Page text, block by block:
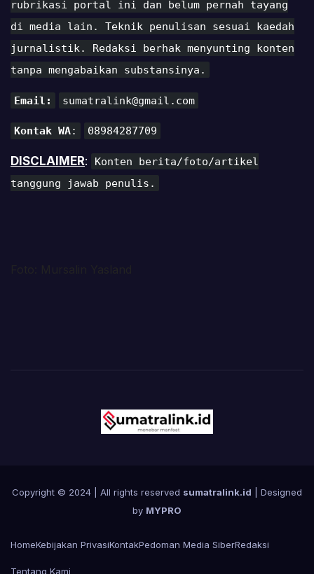
rubrikasi portal ini dan belum pernah tayang
di media lain. Teknik penulisan sesuai kaedah
jurnalistik. Redaksi berhak menyunting konten
tanpa mengabaikan substansinya.
Email: sumatralink@gmail.com
Kontak WA: 08984287709
DISCLAIMER:
Konten berita/foto/artikel
tanggung jawab penulis.
Copyright © 2024 | All rights reserved sumatralink.id | Designed
by MYPRO
HomeKebijakan PrivasiKontakPedoman Media SiberRedaksi
Tentang Kami